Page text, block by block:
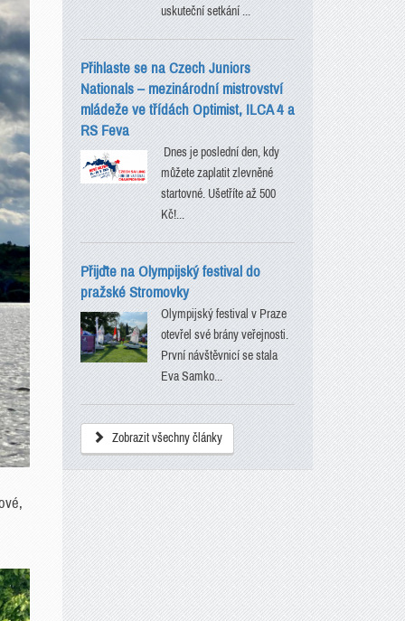
uskuteční setkání ...
Přihlaste se na Czech Juniors
Nationals – mezinárodní mistrovství
mládeže ve třídách Optimist, ILCA 4 a
RS Feva
Dnes je poslední den, kdy
můžete zaplatit zlevněné
startovné. Ušetříte až 500
Kč!...
Přijďte na Olympijský festival do
pražské Stromovky
Olympijský festival v Praze
otevřel své brány veřejnosti.
První návštěvnicí se stala
Eva Samko...
Zobrazit všechny články